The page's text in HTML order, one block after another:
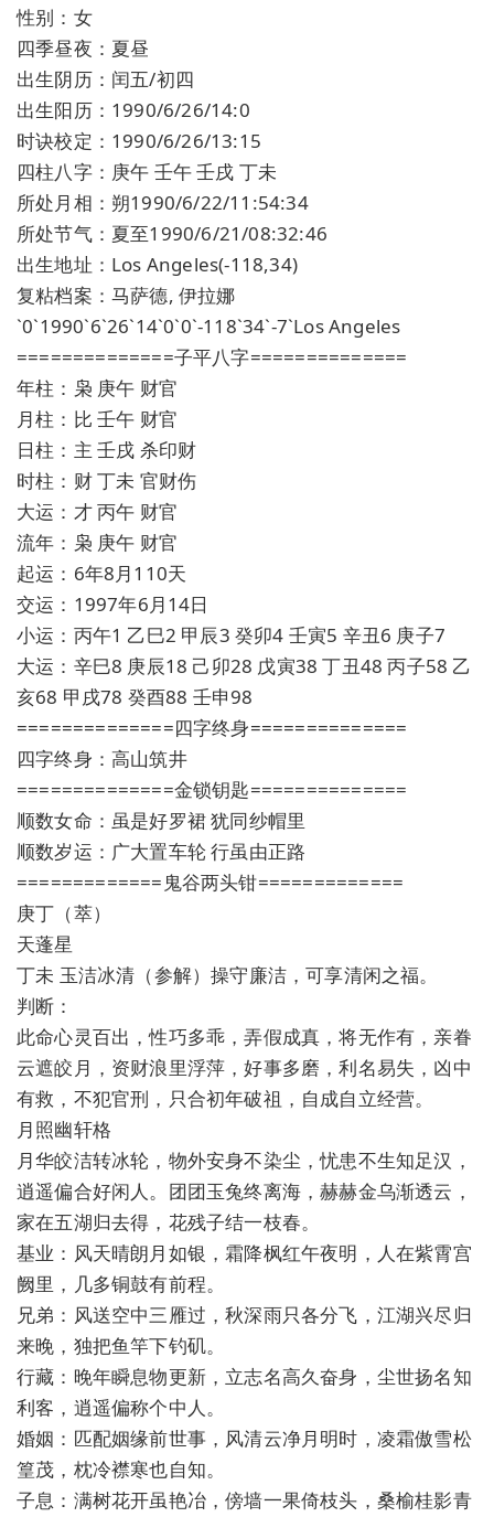
性别：女
四季昼夜：夏昼
出生阴历：闰五/初四
出生阳历：1990/6/26/14:0
时诀校定：1990/6/26/13:15
四柱八字：庚午 壬午 壬戌 丁未
所处月相：朔1990/6/22/11:54:34
所处节气：夏至1990/6/21/08:32:46
出生地址：Los Angeles(-118,34)
复粘档案：马萨德, 伊拉娜
`0`1990`6`26`14`0`0`-118`34`-7`Los Angeles
==============子平八字==============
年柱：枭 庚午 财官
月柱：比 壬午 财官
日柱：主 壬戌 杀印财
时柱：财 丁未 官财伤
大运：才 丙午 财官
流年：枭 庚午 财官
起运：6年8月110天
交运：1997年6月14日
小运：丙午1 乙巳2 甲辰3 癸卯4 壬寅5 辛丑6 庚子7
大运：辛巳8 庚辰18 己卯28 戊寅38 丁丑48 丙子58 乙
亥68 甲戌78 癸酉88 壬申98
==============四字终身==============
四字终身：高山筑井
==============金锁钥匙==============
顺数女命：虽是好罗裙 犹同纱帽里
顺数岁运：广大置车轮 行虽由正路
=============鬼谷两头钳=============
庚丁（萃）
天蓬星
丁未 玉洁冰清（参解）操守廉洁，可享清闲之福。
判断：
此命心灵百出，性巧多乖，弄假成真，将无作有，亲眷
云遮皎月，资财浪里浮萍，好事多磨，利名易失，凶中
有救，不犯官刑，只合初年破祖，自成自立经营。
月照幽轩格
月华皎洁转冰轮，物外安身不染尘，忧患不生知足汉，
逍遥偏合好闲人。团团玉兔终离海，赫赫金乌渐透云，
家在五湖归去得，花残子结一枝春。
基业：风天晴朗月如银，霜降枫红午夜明，人在紫霄宫
阙里，几多铜鼓有前程。
兄弟：风送空中三雁过，秋深雨只各分飞，江湖兴尽归
来晚，独把鱼竿下钓矶。
行藏：晚年瞬息物更新，立志名高久奋身，尘世扬名知
利客，逍遥偏称个中人。
婚姻：匹配姻缘前世事，风清云净月明时，凌霜傲雪松
篁茂，枕冷襟寒也自知。
子息：满树花开虽艳冶，傍墙一果倚枝头，桑榆桂影青